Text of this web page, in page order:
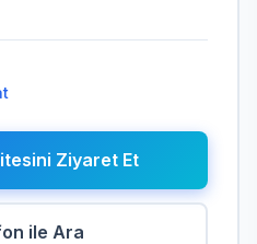
Ziyaret Et
ile Ara